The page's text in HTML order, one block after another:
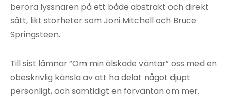
beröra lyssnaren på ett både abstrakt och direkt
sätt, likt storheter som Joni Mitchell och Bruce
Springsteen.
Till sist lämnar ”Om min älskade väntar” oss med en
obeskrivlig känsla av att ha delat något djupt
personligt, och samtidigt en förväntan om mer.